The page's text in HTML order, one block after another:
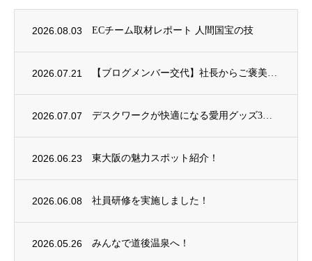
2026.08.03 ECチーム取材レポート 人間国宝の技
2026.07.21
2026.07.07
2026.06.23 東大阪の魅力スポット紹介！
2026.06.08 社員研修を実施しました！
2026.05.26 みんなで道後温泉へ！